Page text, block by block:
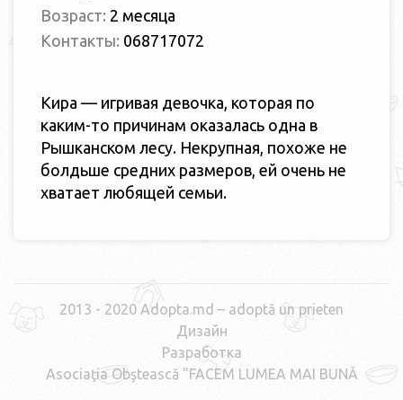
Возраст: 2 месяцa
Контакты: 068717072
Кира — игривая девочка, которая по
каким-тo причинам оказалась одна в
Рышканском лесу. Некрупная, похоже не
болдьше средних размеров, ей очень не
хватает любящей семьи.
2013 - 2020 Adopta.md – adoptă un prieten
Дизайн
Разработка
Asociaţia Obştească "FACEM LUMEA MAI BUNĂ